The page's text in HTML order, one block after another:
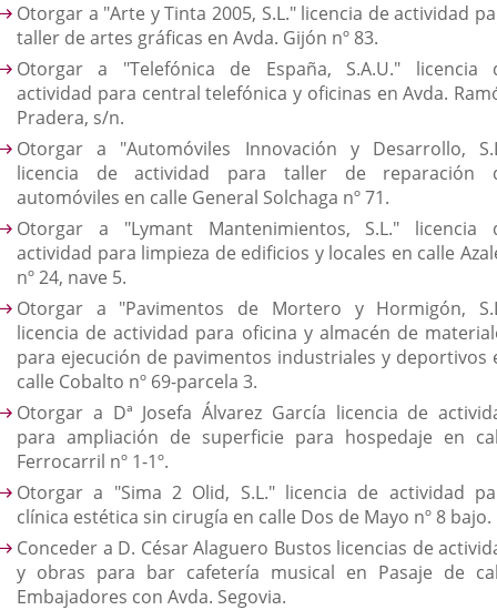
Otorgar a "Arte y Tinta 2005, S.L." licencia de actividad
taller de artes gráficas en Avda. Gijón nº 83.
Otorgar a "Telefónica de España, S.A.U." licencia
actividad para central telefónica y oficinas en Avda.
Pradera, s/n.
Otorgar a "Automóviles Innovación y Desarrollo,
licencia de actividad para taller de reparación
automóviles en calle General Solchaga nº 71.
Otorgar a "Lymant Mantenimientos, S.L." licencia
actividad para limpieza de edificios y locales en calle
nº 24, nave 5.
Otorgar a "Pavimentos de Mortero y Hormigón,
licencia de actividad para oficina y almacén de
para ejecución de pavimentos industriales y deportivos
calle Cobalto nº 69-parcela 3.
Otorgar a Dª Josefa Álvarez García licencia de
para ampliación de superficie para hospedaje en
Ferrocarril nº 1-1º.
Otorgar a "Sima 2 Olid, S.L." licencia de actividad
clínica estética sin cirugía en calle Dos de Mayo nº 8 bajo.
Conceder a D. César Alaguero Bustos licencias de
y obras para bar cafetería musical en Pasaje de
Embajadores con Avda. Segovia.